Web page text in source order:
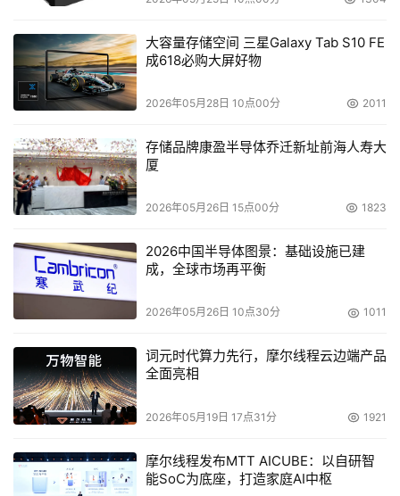
通行岛，集自动换电、自动清洁、智能调度于一体，并为
eVTOL预留接驳口，未来将实现Robotaxi与沃飞长空
eVTOL的无缝接驳，并由时空道宇低轨卫星网络提供全域通
市的天地一体化服务网络。
与此同时，通过与时空道宇的协同，
2.0车队已搭载时空道宇卫星物联通信技术及终端产品。在
辆与云端“曹操智行RAS远程安全服务平台”的永远在线，解
决了真无人运营中至关重要的安全冗余问题。
大容量存储空间 三星Galaxy Tab S10 FE
成618必购大屏好物
2026年05月28日 10点00分 2011
存储品牌康盈半导体乔迁新址前海人寿大
厦
2026年05月26日 15点00分 1823
2026中国半导体图景：基础设施已建
成，全球市场再平衡
2026年05月26日 10点30分 1011
词元时代算力先行，摩尔线程云边端产品
全面亮相
2026年05月19日 17点31分 1921
摩尔线程发布MTT AICUBE：以自研智
能SoC为底座，打造家庭AI中枢